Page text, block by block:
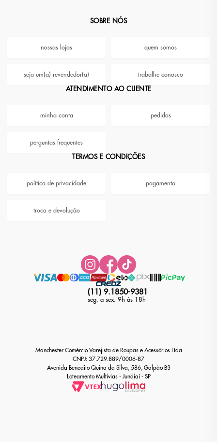
SOBRE NÓS
nossas lojas quem somos
seja um(a) revendedor(a) trabalhe conosco
ATENDIMENTO AO CLIENTE
minha conta pedidos
perguntas frequentes
TERMOS E CONDIÇÕES
política de privacidade pagamento
troca e devolução
(11) 9.1850-9381
seg. a sex. 9h às 18h
Manchester Comércio Varejista de Roupas e Acessórios Ltda
CNPJ: 37.729.889/0006-87
Avenida Benedito Quina da Silva, 586, Galpão B3
Loteamento Multivias - Jundiaí - SP